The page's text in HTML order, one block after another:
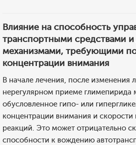
Влияние на способность
транспортными средствами
механизмами, требующими
концентрации внимания
В начале лечения, после изменения
нерегулярном приеме глимепирида
обусловленное гипо- или
концентрации внимания и
реакций. Это может отрицательно
способности к вождению